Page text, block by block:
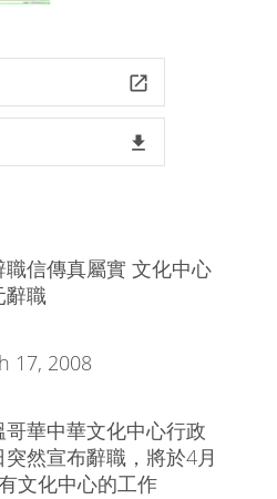
launch
file_download
信傳真屬實 文化中心
辭職
17, 2008
哥華中華文化中心行政
然宣布辭職，將於4月
文化中心的工作